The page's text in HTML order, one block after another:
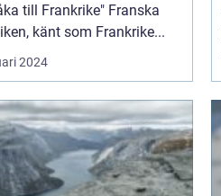
till Frankrike" Franska
känt som Frankrike...
2024